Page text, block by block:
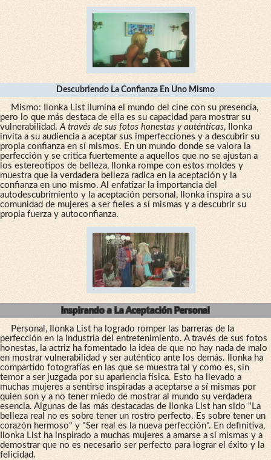
Descubriendo La Confianza En Uno Mismo
Mismo: Ilonka List ilumina el mundo del cine con su presencia,
pero lo que más destaca de ella es su capacidad para mostrar su
vulnerabilidad.A través de sus fotos honestas y auténticas, Ilonka
invita a su audiencia a aceptar sus imperfecciones y a descubrir su
propia confianza en sí mismos. En un mundo donde se valora la
perfección y se critica fuertemente a aquellos que no se ajustan a
los estereotipos de belleza, Ilonka rompe con estos moldes y
muestra que la verdadera belleza radica en la aceptación y la
confianza en uno mismo. Al enfatizar la importancia del
autodescubrimiento y la aceptación personal, Ilonka inspira a su
comunidad de mujeres a ser fieles a sí mismas y a descubrir su
propia fuerza y ​​autoconfianza.
Inspirando a La Aceptación Personal
Personal, Ilonka List ha logrado romper las barreras de la
perfección en la industria del entretenimiento. A través de sus fotos
honestas, la actriz ha fomentado la idea de que no hay nada de malo
en mostrar vulnerabilidad y ser auténtico ante los demás. Ilonka ha
compartido fotografías en las que se muestra tal y como es, sin
temor a ser juzgada por su apariencia física. Esto ha llevado a
muchas mujeres a sentirse inspiradas a aceptarse a sí mismas por
quien son y a no tener miedo de mostrar al mundo su verdadera
esencia. Algunas de las más destacadas de Ilonka List han sido "La
belleza real no es sobre tener un rostro perfecto. Es sobre tener un
corazón hermoso" y "Ser real es la nueva perfección". En definitiva,
Ilonka List ha inspirado a muchas mujeres a amarse a sí mismas y a
demostrar que no es necesario ser perfecto para lograr el éxito y la
felicidad.